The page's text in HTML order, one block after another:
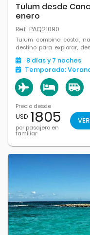
Tulum desde
enero
Ref. PAQ21090
Tulum combina costa,
destino para explorar,
lugar.
8 díasy 7 noches
Temporada:
Precio desde
USD 1805
por pasajero en
familiar